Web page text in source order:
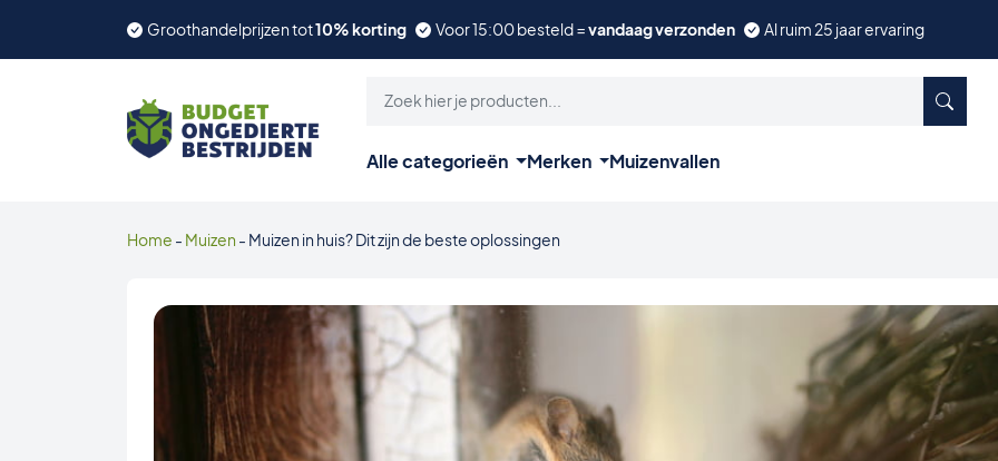
Groothandelprijzen tot10% korting Voor 15:00 besteld =vandaag verzonden Al ruim 25 jaar ervaring
Alle categorieën Merken Muizenvallen
Home - Muizen - Muizen in huis? Dit zijn de beste oplossingen